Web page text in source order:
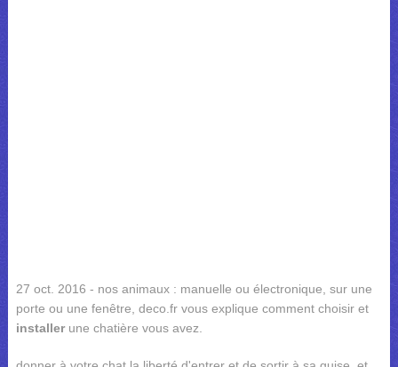
27 oct. 2016 - nos animaux : manuelle ou électronique, sur une
porte ou une fenêtre, deco.fr vous explique comment choisir et
installerune chatière vous avez.